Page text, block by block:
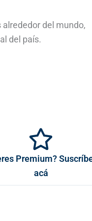
del mundo,
del país.
Premium?
acá